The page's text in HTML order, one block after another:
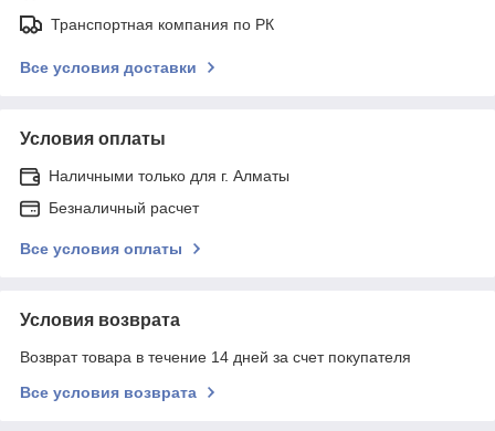
Транспортная компания по РК
Все условия доставки
Условия оплаты
Наличными только для г. Алматы
Безналичный расчет
Все условия оплаты
Условия возврата
Возврат товара в течение 14 дней за счет покупателя
Все условия возврата